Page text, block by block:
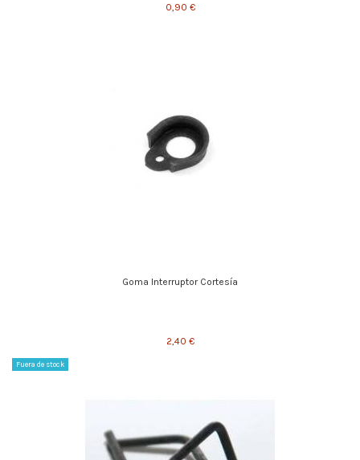
0,90 €
Goma Interruptor Cortesía
2,40 €
Fuera de stock